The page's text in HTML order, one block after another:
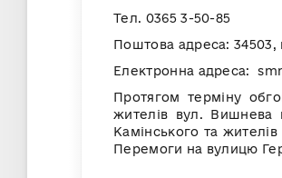
Тел. 0365 3-50-85
Поштова адреса:
Електронна адреса:
Протягом терміну
жителів вул.
Камінського та
Перемоги на вулицю